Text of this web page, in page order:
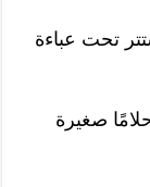
تحت عباءة
صغيرة